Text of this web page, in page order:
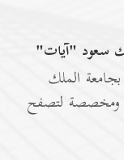
سعود "آيات"
الملك
ومخصصة لتصفح